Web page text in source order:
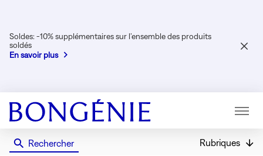
Soldes: -10% supplémentaires sur l’ensemble des produits
soldés
En savoir plus
Menu
Rechercher
Rubriques